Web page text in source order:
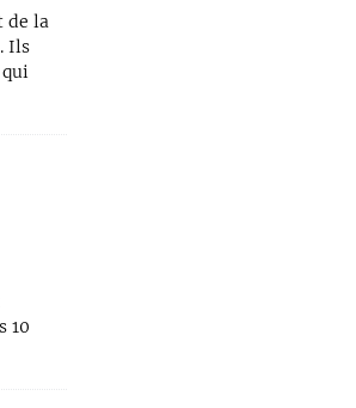
de la
Ils
qui
10